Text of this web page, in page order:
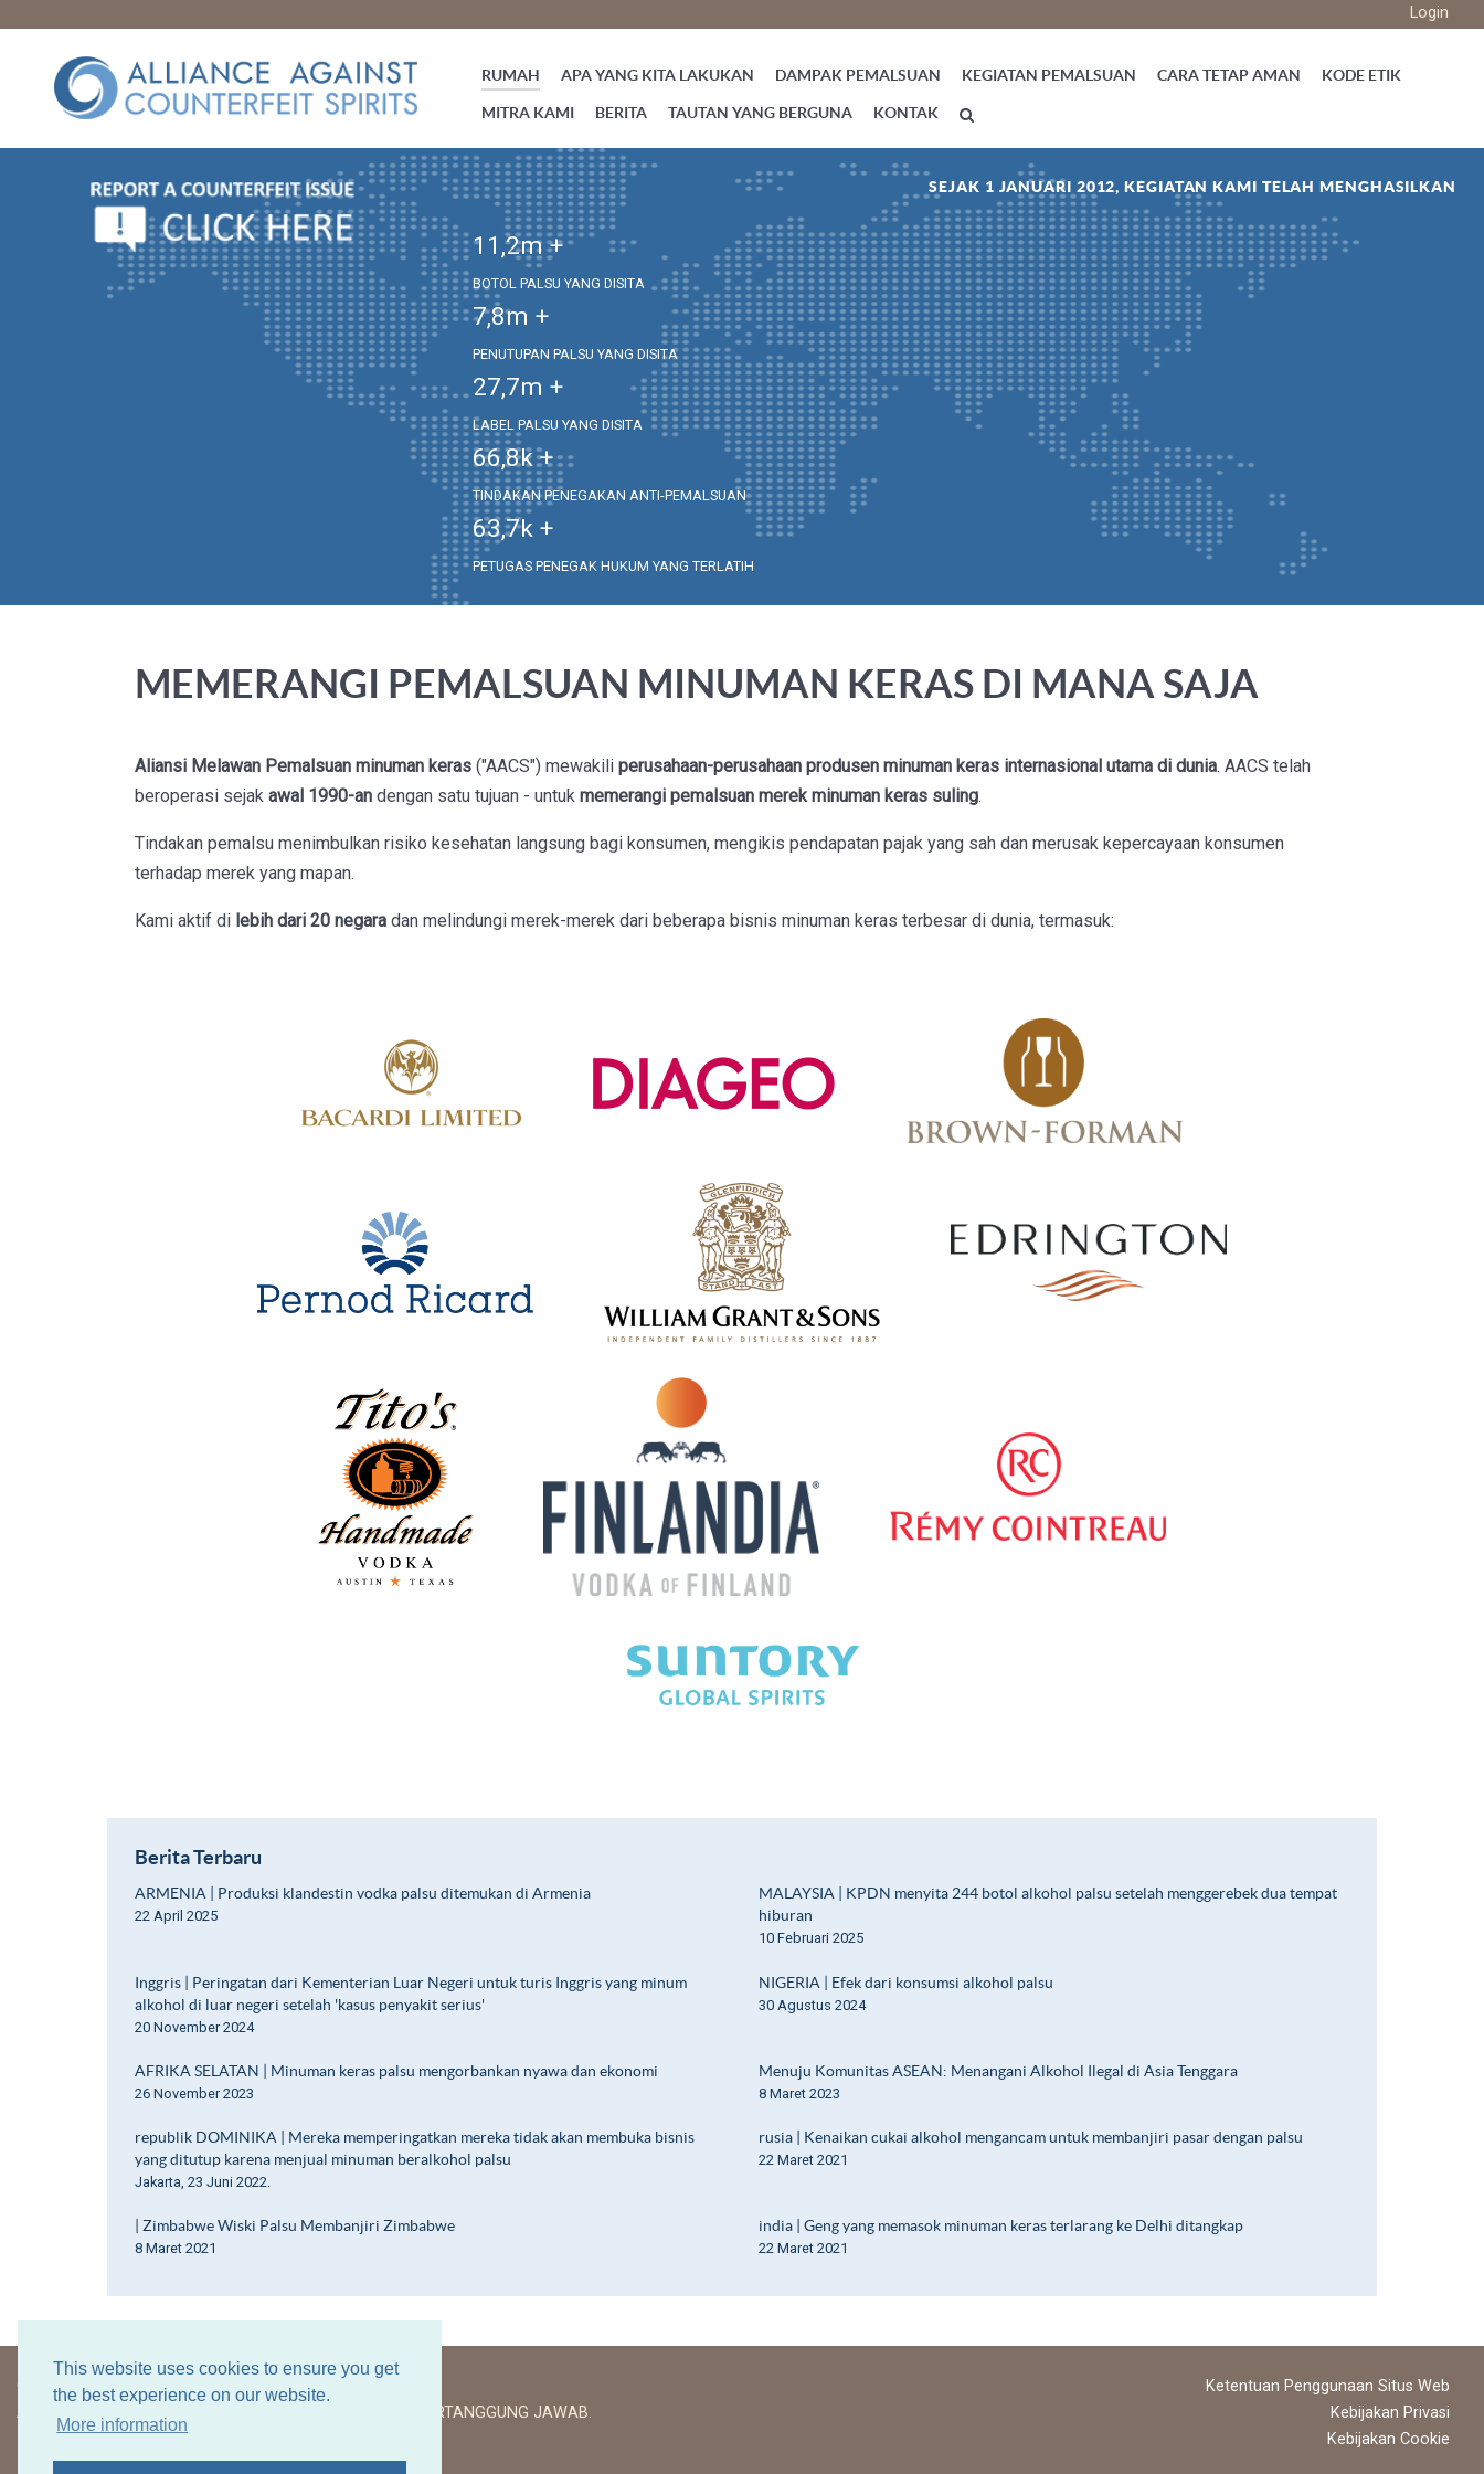
This website uses cookies to ensure you get
the best experience on our website.
More information
Login
RUMAH APA YANG KITA LAKUKAN DAMPAK PEMALSUAN KEGIATAN PEMALSUAN CARA TETAP AMAN KODE ETIK
MITRA KAMI BERITA TAUTAN YANG BERGUNA KONTAK
SEJAK 1 JANUARI 2012, KEGIATAN KAMI TELAH MENGHASILKAN
11,2m +
BOTOL PALSU YANG DISITA
7,8m +
PENUTUPAN PALSU YANG DISITA
27,7m +
LABEL PALSU YANG DISITA
66,8k +
TINDAKAN PENEGAKAN ANTI-PEMALSUAN
63,7k +
PETUGAS PENEGAK HUKUM YANG TERLATIH
MEMERANGI PEMALSUAN MINUMAN KERAS DI MANA SAJA
Aliansi Melawan Pemalsuan minuman keras("AACS") mewakiliperusahaan-perusahaan produsen minuman keras internasional utama di dunia. AACS telah
beroperasi sejakawal 1990-an dengan satu tujuan - untukmemerangi pemalsuan merek minuman keras suling.
Tindakan pemalsu menimbulkan risiko kesehatan langsung bagi konsumen, mengikis pendapatan pajak yang sah dan merusak kepercayaan konsumen
terhadap merek yang mapan.
Kami aktif di lebih dari 20 negara dan melindungi merek-merek dari beberapa bisnis minuman keras terbesar di dunia, termasuk:
Berita Terbaru
ARMENIA | Produksi klandestin vodka palsu ditemukan di Armenia
22 April 2025
MALAYSIA | KPDN menyita 244 botol alkohol palsu setelah menggerebek dua tempat
hiburan
10 Februari 2025
Inggris | Peringatan dari Kementerian Luar Negeri untuk turis Inggris yang minum
alkohol di luar negeri setelah 'kasus penyakit serius'
20 November 2024
NIGERIA | Efek dari konsumsi alkohol palsu
30 Agustus 2024
AFRIKA SELATAN | Minuman keras palsu mengorbankan nyawa dan ekonomi
26 November 2023
Menuju Komunitas ASEAN: Menangani Alkohol Ilegal di Asia Tenggara
8 Maret 2023
republik DOMINIKA | Mereka memperingatkan mereka tidak akan membuka bisnis
yang ditutup karena menjual minuman beralkohol palsu
Jakarta, 23 Juni 2022.
rusia | Kenaikan cukai alkohol mengancam untuk membanjiri pasar dengan palsu
22 Maret 2021
| Zimbabwe Wiski Palsu Membanjiri Zimbabwe
8 Maret 2021
india | Geng yang memasok minuman keras terlarang ke Delhi ditangkap
22 Maret 2021
© Aliansi Melawan Minuman Beralkohol Palsu 2020 - 2026
AACS MENGINGATKAN ANDA UNTUK MINUM DENGAN BERTANGGUNG JAWAB.
Ketentuan Penggunaan Situs Web
Kebijakan Privasi
Kebijakan Cookie